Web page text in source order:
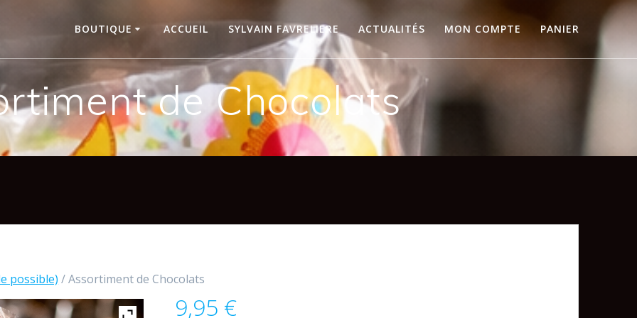
BOUTIQUE ACCUEIL SYLVAIN FAVRELIERE ACTUALITÉS MON COMPTE PANIER
de Chocolats
possible) / Assortiment de Chocolats
9,95 €